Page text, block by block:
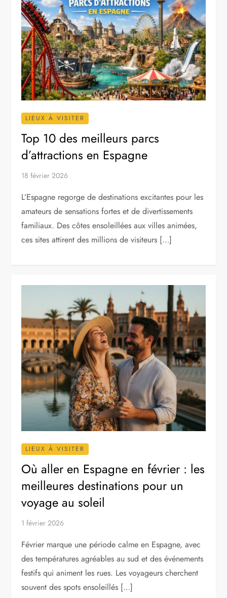
LIEUX À VISITER
Top 10 des meilleurs parcs
d’attractions en Espagne
18 février 2026
L’Espagne regorge de destinations excitantes pour les
amateurs de sensations fortes et de divertissements
familiaux. Des côtes ensoleillées aux villes animées,
ces sites attirent des millions de visiteurs […]
LIEUX À VISITER
Où aller en Espagne en février : les
meilleures destinations pour un
voyage au soleil
1 février 2026
Février marque une période calme en Espagne, avec
des températures agréables au sud et des événements
festifs qui animent les rues. Les voyageurs cherchent
souvent des spots ensoleillés […]